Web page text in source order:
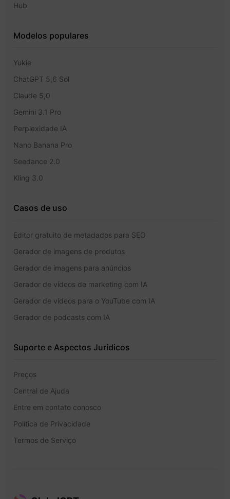
Hub
Modelos populares
Yukie
ChatGPT 5,6 Sol
Claude 5,0
Gemini 3.1 Pro
Perplexidade IA
Nano Banana Pro
Seedance 2.0
Kling 3.0
Casos de uso
Editor gratuito de metadados para SEO
Gerador de imagens de produtos
Gerador de imagens para anúncios
Gerador de vídeos de marketing com IA
Gerador de vídeos para o YouTube com IA
Gerador de podcasts com IA
Suporte e Aspectos Jurídicos
Preços
Central de Ajuda
Entre em contato conosco
Política de Privacidade
Termos de Serviço